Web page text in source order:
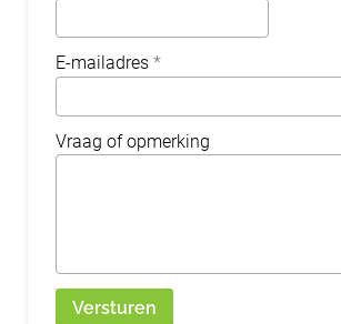
E-mailadres *
Vraag of opmerking
Versturen